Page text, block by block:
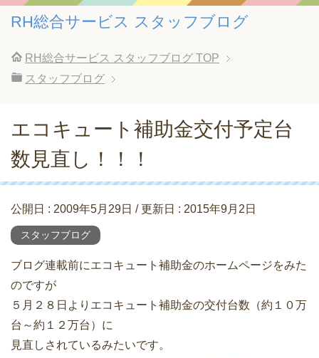
RH総合サービス スタッフブログ
RH総合サービス スタッフブログ TOP
スタッフブログ
エコキュート補助金交付予定台
数見直し！！！
公開日 : 2009年5月29日 / 更新日 : 2015年9月2日
スタッフブログ
ブログ連載前にエコキュート補助金のホームページをみた
のですが
５月２８日よりエコキュート補助金の交付台数（約１０万
台～約１２万台）に
見直しされているみたいです。